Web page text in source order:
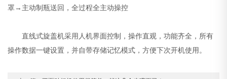
罩→主动制瓶送回，全过程全主动操控
直线式旋盖机采用人机界面控制，操作直观，功能齐全，所有
操作数据一键设置，并自带存储记忆模式，方便下次开机使用。